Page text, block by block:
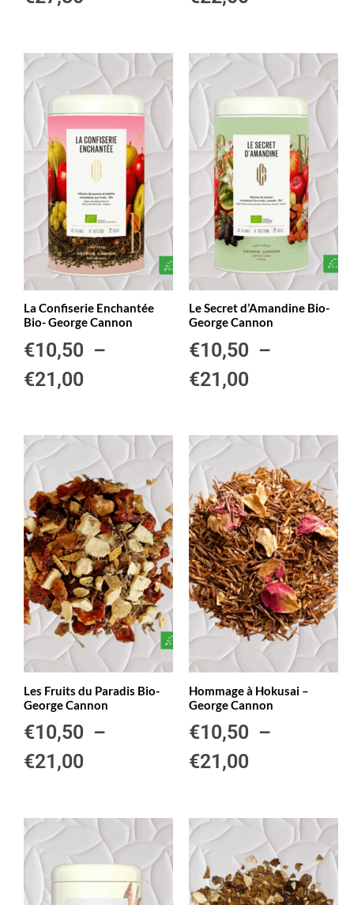
La Confiserie Enchantée
Bio- George Cannon
€10,50 –
€21,00
Le Secret d’Amandine Bio-
George Cannon
€10,50 –
€21,00
Les Fruits du Paradis Bio-
George Cannon
€10,50 –
€21,00
Hommage à Hokusai –
George Cannon
€10,50 –
€21,00